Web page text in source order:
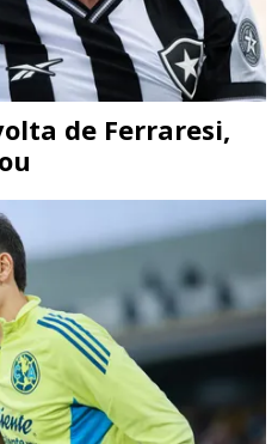
de Ferraresi,